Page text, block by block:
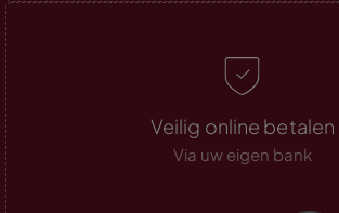
Veilig online betalen
Via uw eigen bank